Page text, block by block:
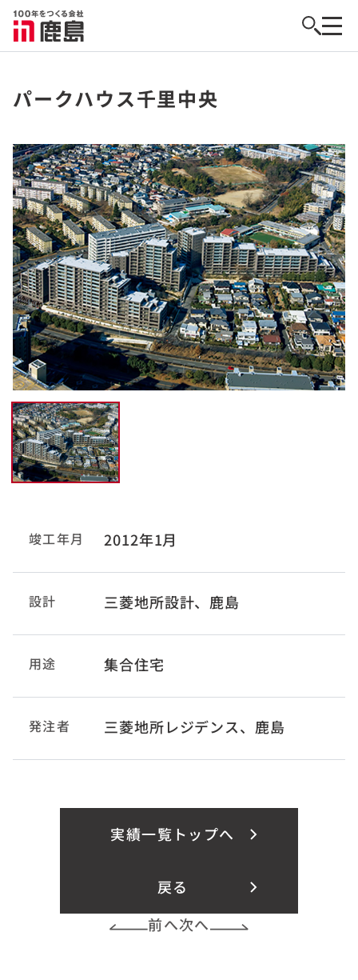
パークハウス千里中央
竣工年月 2012年1月
設計 三菱地所設計、鹿島
用途 集合住宅
発注者 三菱地所レジデンス、鹿島
実績一覧トップへ
戻る
前へ次へ